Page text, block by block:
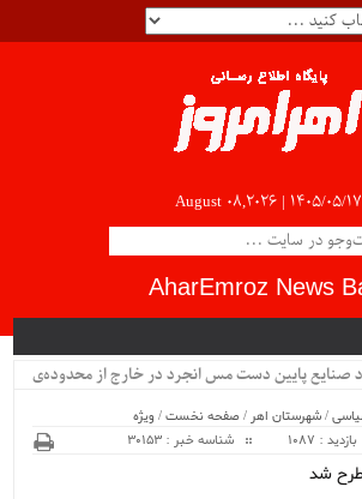
August 08,2026 | ۱۴۰۵/۰۵/۱۷
AharEmroz News
صنایع پایین دست مس انجرد در خارج از محدوده‌ی
/شهرستان اهر /صفحه نخست/ ویژه
بازدید : 1087 شناسه خبر : 30153
شد